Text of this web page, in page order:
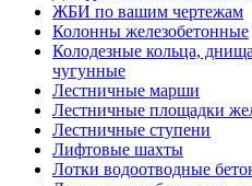
ЖБИ по вашим чертежам
Колонны железобетонные
Колодезные кольца,
чугунные
Лестничные марши
Лестничные площадки
Лестничные ступени
Лифтовые шахты
Лотки водоотводные